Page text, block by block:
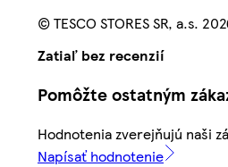
© TESCO STORES SR, a.s.
Zatiaľ bez recenzií
Pomôžte ostatným
Hodnotenia zverejňujú naši
Napísať hodnotenie